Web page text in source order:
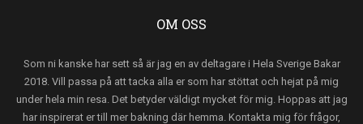
OM OSS
Som ni kanske har sett så är jag en av deltagare i Hela Sverige Bakar
2018. Vill passa på att tacka alla er som har stöttat och hejat på mig
under hela min resa. Det betyder väldigt mycket för mig. Hoppas att jag
har inspirerat er till mer bakning där hemma. Kontakta mig för frågor,